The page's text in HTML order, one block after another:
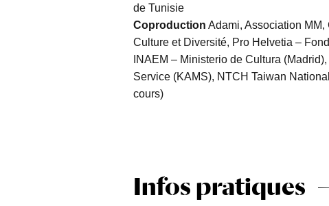
de Tunisie
Coproduction Adami, Association
Culture et Diversité, Pro Helvetia –
INAEM – Ministerio de Cultura
Service (KAMS), NTCH Taiwan
cours)
Infos pratiques